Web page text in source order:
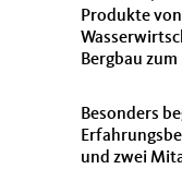
Produkte
Bergbau zum
Besonders
und zwei